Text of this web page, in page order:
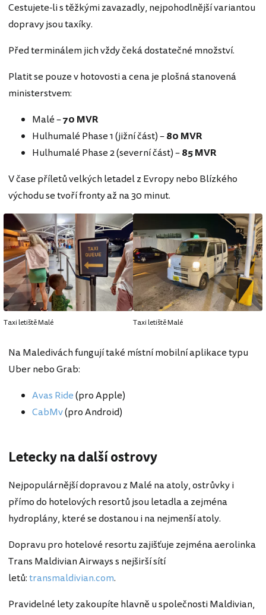
Cestujete-li s těžkými zavazadly, nejpohodlnější variantou
dopravy jsou taxíky.
Před terminálem jich vždy čeká dostatečné množství.
Platit se pouze v hotovosti a cena je plošná stanovená
ministerstvem:
Malé –70 MVR
Hulhumalé Phase 1 (jižní část) –80 MVR
Hulhumalé Phase 2 (severní část) –85MVR
V čase příletů velkých letadel z Evropy nebo Blízkého
východu se tvoří fronty až na 30 minut.
Taxi letiště Malé Taxi letiště Malé
Na Maledivách fungují také místní mobilní aplikace typu
Uber nebo Grab:
Avas Ride(pro Apple)
CabMv(pro Android)
Letecky na další ostrovy
Nejpopulárnější dopravou z Malé na atoly, ostrůvky i
přímo do hotelových resortů jsou letadla a zejména
hydroplány, které se dostanou i na nejmenší atoly.
Dopravu pro hotelové resortu zajišťuje zejména aerolinka
Trans Maldivian Airways s nejširší sítí
letů:transmaldivian.com.
Pravidelné lety zakoupíte hlavně u společnosti Maldivian,